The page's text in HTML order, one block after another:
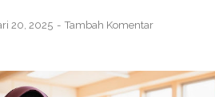
20, 2025 Tambah Komentar